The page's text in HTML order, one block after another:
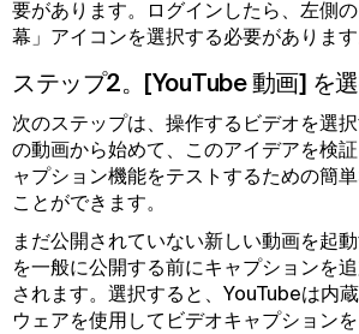
要があります。ログインしたら、左側
幕」アイコンを選択する必要があります
ステップ2。[YouTube 動画] を選
次のステップは、操作するビデオを選
の動画から始めて、このアイデアを検
ャプション機能をテストするための簡
ことができます。
まだ公開されていない新しい動画を起
を一般に公開する前にキャプションを
されます。選択すると、YouTubeは内
ウェアを使用してビデオキャプション